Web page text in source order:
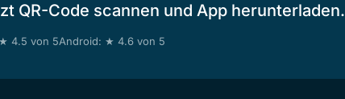
QR-Code scannen und App herunterladen.
4.5 von 5Android: ★ 4.6 von 5